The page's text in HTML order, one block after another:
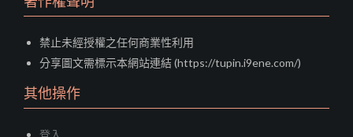
禁止未經授權之任何商業性利用
分享圖文需標示本網站連結 (https://tupin.i9ene.com/)
其他操作